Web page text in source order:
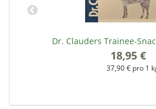
Dr. Clauders Trainee-
18,95 €
37,90 € pro 1